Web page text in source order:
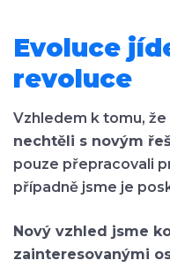
Evoluce
revoluce
Vzhledem k tomu, že
nechtěli s novým
pouze přepracovali
případně jsme je
Nový vzhled jsme
zainteresovanými